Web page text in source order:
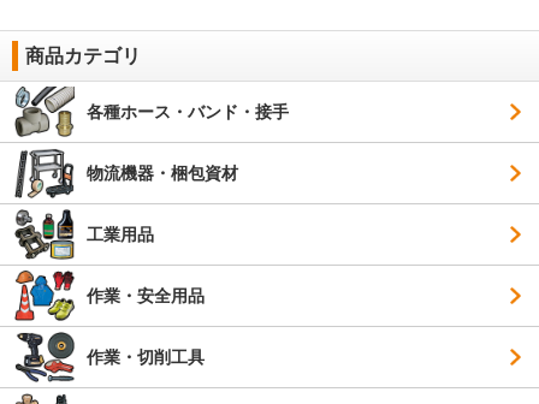
商品カテゴリ
各種ホース・バンド・接手
物流機器・梱包資材
工業用品
作業・安全用品
作業・切削工具